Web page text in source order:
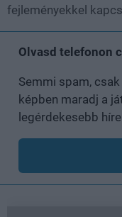
fejleményekkel
Olvasd telefonon
Semmi spam,
képben maradj a
legérdekesebb